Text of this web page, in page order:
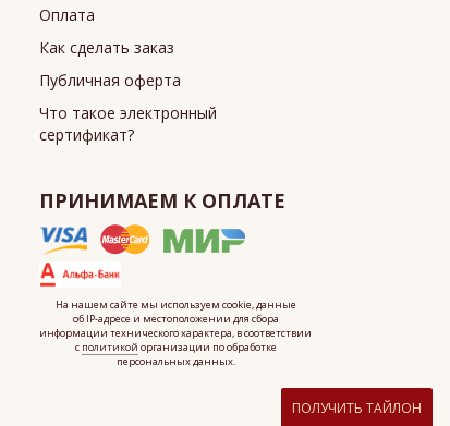
Оплата
Как сделать заказ
Публичная оферта
Что такое электронный
сертификат?
ПРИНИМАЕМ К ОПЛАТЕ
На нашем сайте мы используем cookie, данные
об IP-адресе и местоположении для сбора
информации технического характера, в соответствии
с политикой организации по обработке
персональных данных.
ПОЛУЧИТЬ ТАЙЛОН